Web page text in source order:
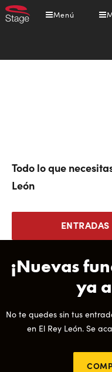
Pasar
al
Menú
Todo lo que
León
ENTRADAS
¡Nuevas
ya
No te quedes sin tus
en El Rey León. Se